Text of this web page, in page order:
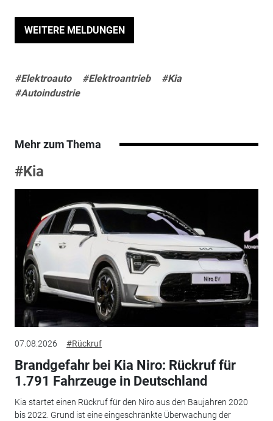
WEITERE MELDUNGEN
#Elektroauto #Elektroantrieb
#Kia
#Autoindustrie
Mehr zum Thema
#Kia
07.08.2026 #Rückruf
Brandgefahr bei Kia Niro: Rückruf für
1.791 Fahrzeuge in Deutschland
Kia startet einen Rückruf für den Niro aus den Baujahren 2020
bis 2022. Grund ist eine eingeschränkte Überwachung der